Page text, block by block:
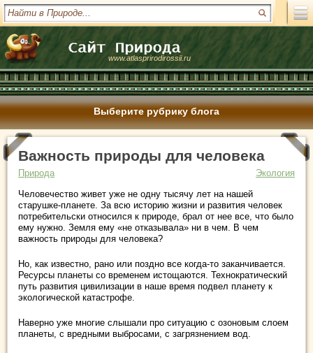
www.atlasprirodirossii.ru
Выберите рубрику блога
Важность природы для человека
Природа
Экология
Человечество живет уже не одну тысячу лет на нашей
старушке-планете. За всю историю жизни и развития человек
потребительски относился к природе, брал от нее все, что было
ему нужно. Земля ему «не отказывала» ни в чем. В чем
важность природы для человека?
Но, как известно, рано или поздно все когда-то заканчивается.
Ресурсы планеты со временем истощаются. Технократический
путь развития цивилизации в наше время подвел планету к
экологической катастрофе.
Наверно уже многие слышали про ситуацию с озоновым слоем
планеты, с вредными выбросами, с загрязнением вод.